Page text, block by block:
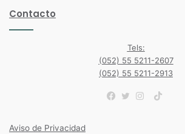
Contacto
Tels:
(052) 55 5211-2607
(052) 55 5211-2913
TikTok
Aviso de Privacidad